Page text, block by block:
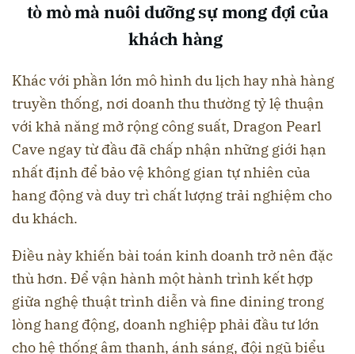
tò mò mà nuôi dưỡng sự mong đợi của
khách hàng
Khác với phần lớn mô hình du lịch hay nhà hàng
truyền thống, nơi doanh thu thường tỷ lệ thuận
với khả năng mở rộng công suất, Dragon Pearl
Cave ngay từ đầu đã chấp nhận những giới hạn
nhất định để bảo vệ không gian tự nhiên của
hang động và duy trì chất lượng trải nghiệm cho
du khách.
Điều này khiến bài toán kinh doanh trở nên đặc
thù hơn. Để vận hành một hành trình kết hợp
giữa nghệ thuật trình diễn và fine dining trong
lòng hang động, doanh nghiệp phải đầu tư lớn
cho hệ thống âm thanh, ánh sáng, đội ngũ biểu